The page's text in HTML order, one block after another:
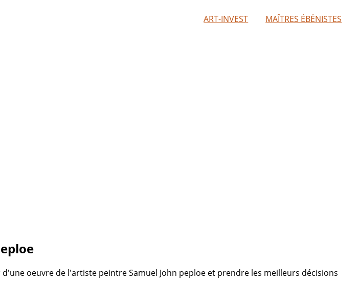
ART-INVEST MAÎTRES ÉBÉNISTES
oeuvre de l'artiste peintre Samuel John peploe et prendre les meilleurs décisions